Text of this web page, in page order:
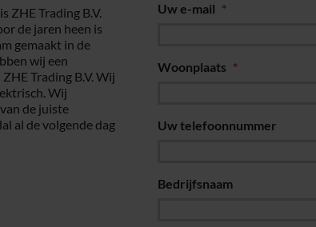
ZHE Trading B.V.
de jaren heen is
gemaakt in de
wij een
Trading B.V. Wij
Wij
de juiste
al de volgende dag
Uw e-mail *
Woonplaats *
Uw telefoonnummer
Bedrijfsnaam